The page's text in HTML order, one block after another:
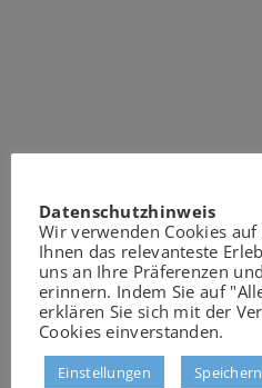
Datenschutzhinweis
Wir verwenden Cookies
Ihnen das relevanteste
uns an Ihre Präferenzen
erinnern. Indem Sie auf
erklären Sie sich mit der
Cookies einverstanden.
Einstellungen Speichern